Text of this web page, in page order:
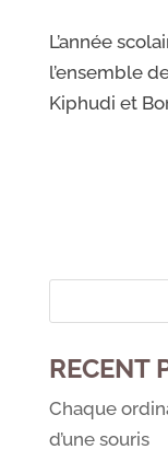
L’année
l’ensemble
Kiphudi et
RECENT
Chaque
d’une souris